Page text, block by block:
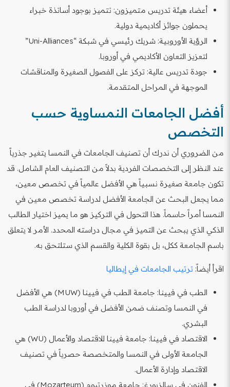
أعضاء هيئة تدريس متميزون: تتميز بوجود أساتذة خبراء
يحملون جوائز أكاديمية دولية.
الرؤية الأوروبية: شريك رئيسي في شبكة “Uni-Alliances”
لتعزيز التعاون الأكاديمي في أوروبا.
جودة تدريس عالية: تركز على الفصول الصغيرة والمناقشات
الموجهة في المراحل المتقدمة.
أفضل الجامعات النمساوية حسب
التخصص
من الضروري أن ندرك أن تصنيف الجامعات في النمسا يتغير جذرياً
عند النظر إلى التخصصات الفردية بدلاً من التصنيف العام الشامل. قد
تكون جامعة صغيرة نسبياً هي الأفضل عالمياً في تخصص معين،
مما يجعل البحث عن الجامعة الأفضل لدراسة تخصص معين في
النمسا أمراً حاسماً. هذا التحول في التركيز هو ما يميز اختيار الطالب
الذكي الذي يبحث عن التميز في مجال دراسته المحدد. الأمر لا يتعلق
باسم الجامعة ككل، بل بقوة الكلية والقسم الذي ستلتحق به.
اقرأ أيضاً: ترتيب الجامعات في إيطاليا
الطب في فيينا: جامعة الطب في فيينا (MUW) هي الأفضل
في النمسا وتصنف ضمن الأفضل في أوروبا لدراسة الطب
البشري.
الاقتصاد في فيينا: جامعة فيينا للاقتصاد والأعمال (WU) هي
الجامعة الأولى في النمسا والمتخصصة حصرياً في تصنيف
الاقتصاد وإدارة الأعمال.
الفنون في سالزبورغ: جامعة موزرتيوم (Mozarteum) في